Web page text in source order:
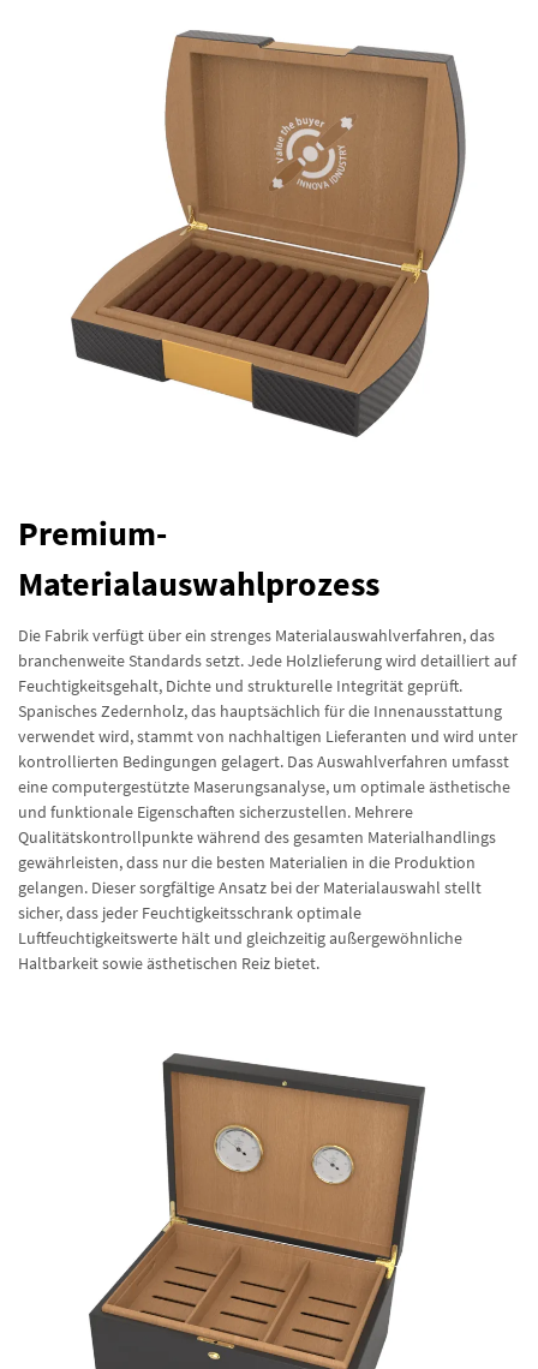
Premium-
Materialauswahlprozess
Die Fabrik verfügt über ein strenges Materialauswahlverfahren, das
branchenweite Standards setzt. Jede Holzlieferung wird detailliert auf
Feuchtigkeitsgehalt, Dichte und strukturelle Integrität geprüft.
Spanisches Zedernholz, das hauptsächlich für die Innenausstattung
verwendet wird, stammt von nachhaltigen Lieferanten und wird unter
kontrollierten Bedingungen gelagert. Das Auswahlverfahren umfasst
eine computergestützte Maserungsanalyse, um optimale ästhetische
und funktionale Eigenschaften sicherzustellen. Mehrere
Qualitätskontrollpunkte während des gesamten Materialhandlings
gewährleisten, dass nur die besten Materialien in die Produktion
gelangen. Dieser sorgfältige Ansatz bei der Materialauswahl stellt
sicher, dass jeder Feuchtigkeitsschrank optimale
Luftfeuchtigkeitswerte hält und gleichzeitig außergewöhnliche
Haltbarkeit sowie ästhetischen Reiz bietet.